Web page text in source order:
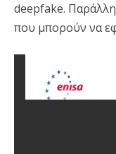
deepfake.
που μπορούν να